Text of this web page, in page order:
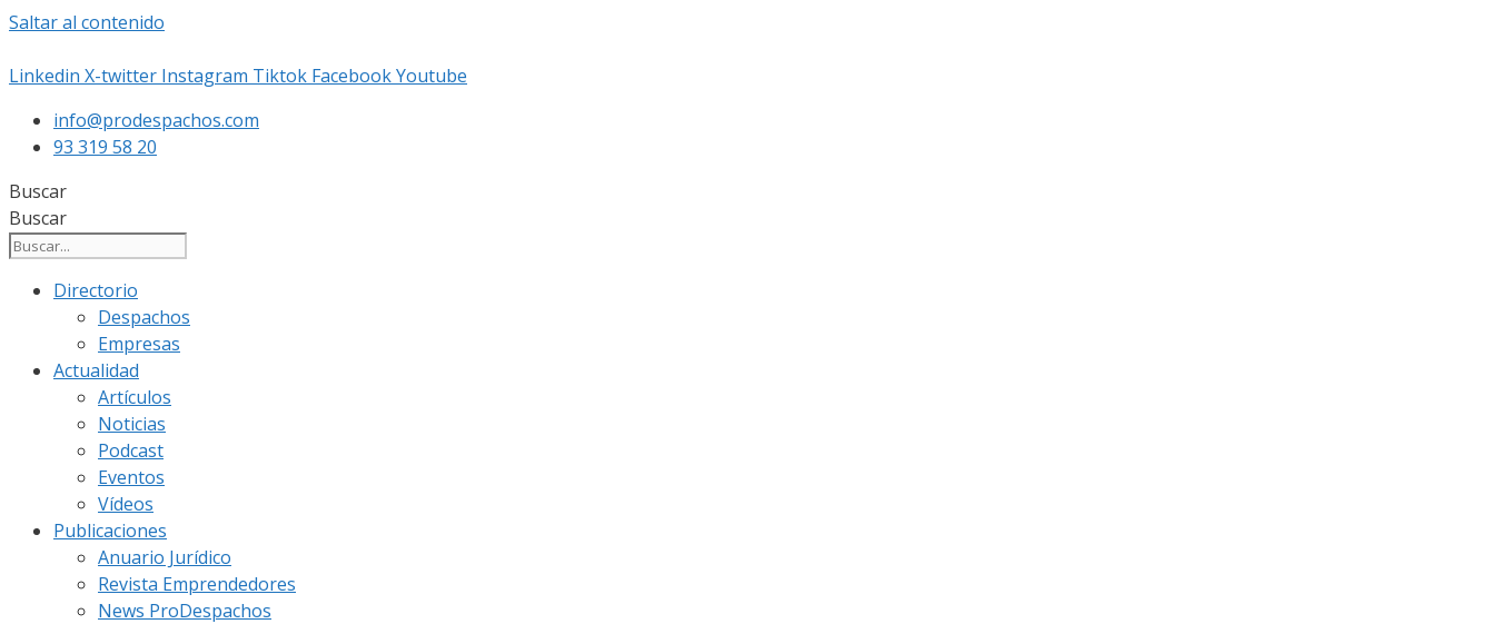
Saltar al contenido
Linkedin X-twitter Instagram Tiktok FacebookYoutube
info@prodespachos.com
93 319 58 20
Buscar
Buscar
Directorio
Despachos
Empresas
Actualidad
Artículos
Noticias
Podcast
Eventos
Vídeos
Publicaciones
Anuario Jurídico
Revista Emprendedores
News ProDespachos